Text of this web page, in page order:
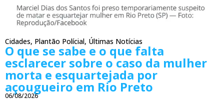
Cidades, Plantão Polícial, Últimas Notícias
O que se sabe e o que falta
esclarecer sobre o caso da mulher
morta e esquartejada por
açougueiro em Rio Preto
06/08/2026